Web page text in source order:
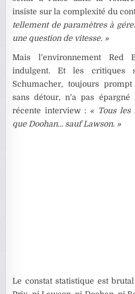
insiste sur la complexité du
tellement de paramètres à
une question de vitesse. »
Mais l’environnement Red
indulgent. Et les critiques
Schumacher, toujours
sans détour, n’a pas épargné
récente interview : « Tous les
que Doohan… sauf Lawson. »
Le constat statistique est